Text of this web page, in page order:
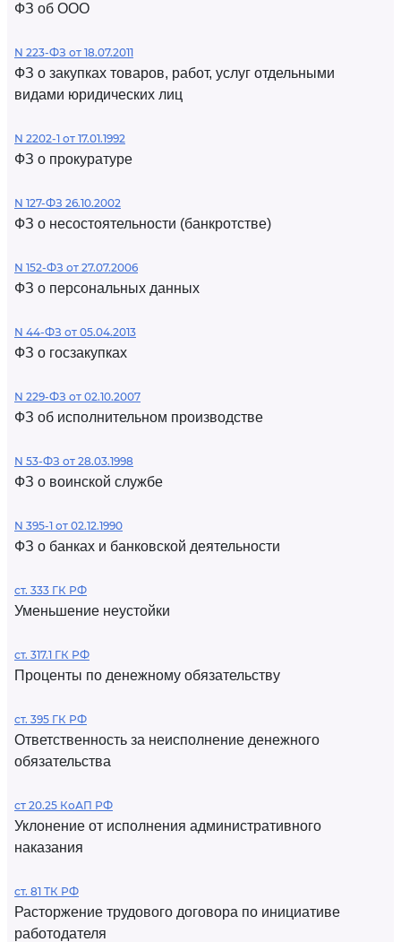
ФЗ об ООО
N 223-ФЗ от 18.07.2011
ФЗ о закупках товаров, работ, услуг отдельными
видами юридических лиц
N 2202-1 от 17.01.1992
ФЗ о прокуратуре
N 127-ФЗ 26.10.2002
ФЗ о несостоятельности (банкротстве)
N 152-ФЗ от 27.07.2006
ФЗ о персональных данных
N 44-ФЗ от 05.04.2013
ФЗ о госзакупках
N 229-ФЗ от 02.10.2007
ФЗ об исполнительном производстве
N 53-ФЗ от 28.03.1998
ФЗ о воинской службе
N 395-1 от 02.12.1990
ФЗ о банках и банковской деятельности
ст. 333 ГК РФ
Уменьшение неустойки
ст. 317.1 ГК РФ
Проценты по денежному обязательству
ст. 395 ГК РФ
Ответственность за неисполнение денежного
обязательства
ст 20.25 КоАП РФ
Уклонение от исполнения административного
наказания
ст. 81 ТК РФ
Расторжение трудового договора по инициативе
работодателя